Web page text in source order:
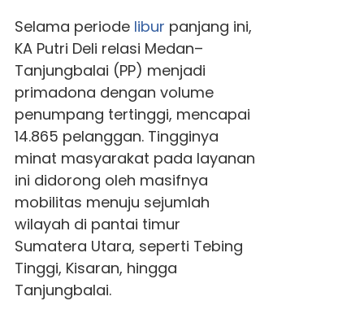
Selama periode libur panjang ini,
KA Putri Deli relasi Medan–
Tanjungbalai (PP) menjadi
primadona dengan volume
penumpang tertinggi, mencapai
14.865 pelanggan. Tingginya
minat masyarakat pada layanan
ini didorong oleh masifnya
mobilitas menuju sejumlah
wilayah di pantai timur
Sumatera Utara, seperti Tebing
Tinggi, Kisaran, hingga
Tanjungbalai.